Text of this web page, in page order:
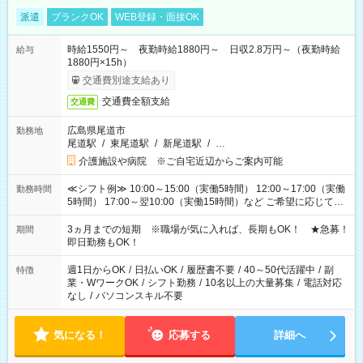
派遣 ブランクOK WEB登録・面接OK
給与
時給1550円～ 夜勤時給1880円～ 日収2.8万円～（夜勤時給
1880円×15h）
交通費別途支給あり
交通費 交通費全額支給
勤務地
広島県尾道市
尾道駅 / 東尾道駅 / 新尾道駅 / …
介護施設や病院 ※ご自宅近辺からご案内可能
勤務時間
≪シフト例≫ 10:00～15:00（実働5時間） 12:00～17:00（実働
5時間） 17:00～翌10:00（実働15時間）など ご希望に応じて、
働く時間は調整できます！ お気軽に担当へ相談ください！
期間
3ヵ月までの短期 ※職場が気に入れば、長期もOK！ ★急募！
即日勤務もOK！
特徴 週1日からOK / 日払いOK / 履歴書不要 / 40～50代活躍中 / 副
業・WワークOK / シフト勤務 / 10名以上の大量募集 / 電話対応
なし / パソコンスキル不要
気になる！ 応募する 詳細へ